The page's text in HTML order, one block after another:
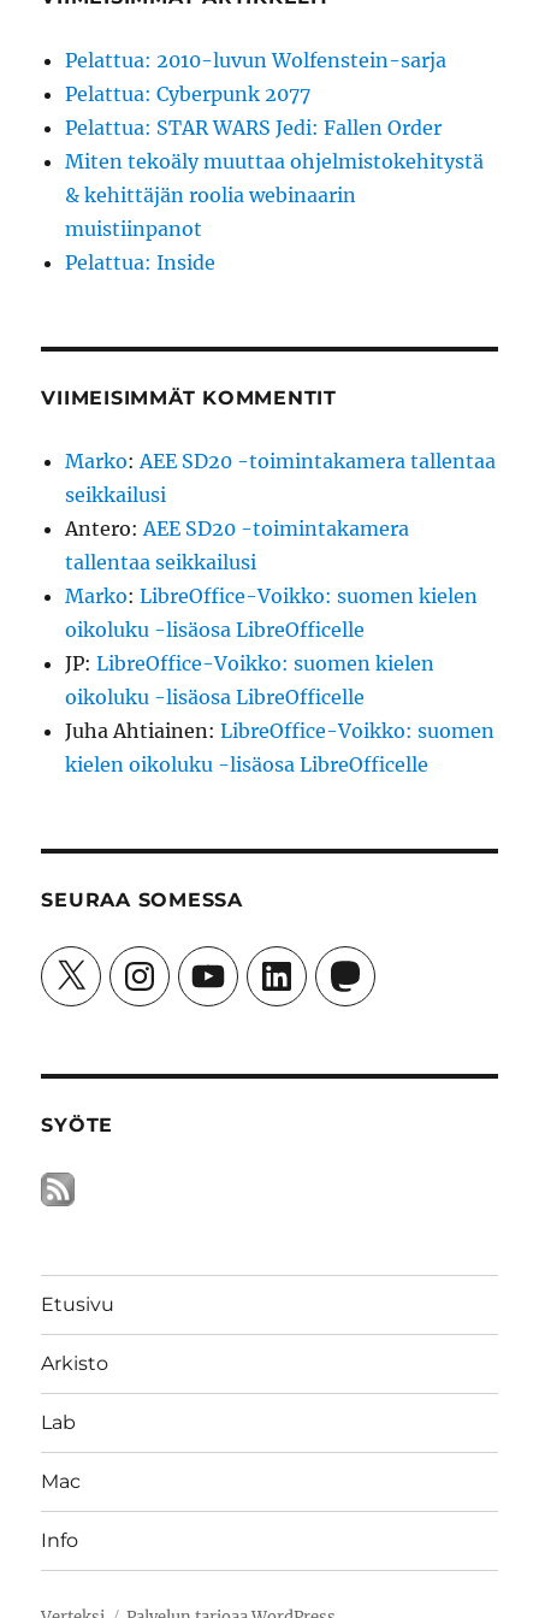
Pelattua: 2010-luvun Wolfenstein-sarja
Pelattua: Cyberpunk 2077
Pelattua: STAR WARS Jedi: Fallen Order
Miten tekoäly muuttaa ohjelmistokehitystä
& kehittäjän roolia webinaarin
muistiinpanot
Pelattua: Inside
VIIMEISIMMÄT KOMMENTIT
Marko:AEE SD20 -toimintakamera tallentaa
seikkailusi
Antero:AEE SD20 -toimintakamera
tallentaa seikkailusi
Marko:LibreOffice-Voikko: suomen kielen
oikoluku -lisäosa LibreOfficelle
JP:LibreOffice-Voikko: suomen kielen
oikoluku -lisäosa LibreOfficelle
Juha Ahtiainen:LibreOffice-Voikko: suomen
kielen oikoluku -lisäosa LibreOfficelle
SEURAA SOMESSA
X InstagramYouTubeLinkedInMastodon
SYÖTE
Etusivu
Arkisto
Lab
Mac
Info